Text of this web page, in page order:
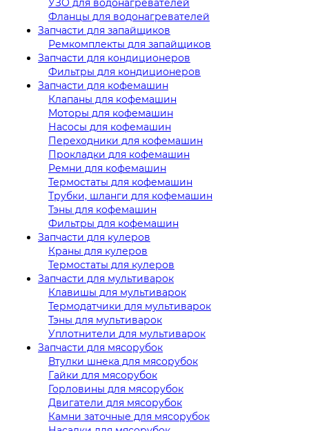
Фланцы для водонагревателей
Запчасти для запайщиков
Ремкомплекты для запайщиков
Запчасти для кондиционеров
Фильтры для кондиционеров
Запчасти для кофемашин
Клапаны для кофемашин
Моторы для кофемашин
Насосы для кофемашин
Переходники для кофемашин
Прокладки для кофемашин
Ремни для кофемашин
Термостаты для кофемашин
Трубки, шланги для кофемашин
Тэны для кофемашин
Фильтры для кофемашин
Запчасти для кулеров
Краны для кулеров
Термостаты для кулеров
Запчасти для мультиварок
Клавишы для мультиварок
Термодатчики для мультиварок
Тэны для мультиварок
Уплотнители для мультиварок
Запчасти для мясорубок
Втулки шнека для мясорубок
Гайки для мясорубок
Горловины для мясорубок
Двигатели для мясорубок
Камни заточные для мясорубок